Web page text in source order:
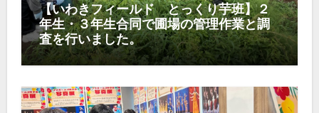
【いわきフィールド とっくり芋班】２
年生・３年生合同で圃場の管理作業と調
査を行いました。